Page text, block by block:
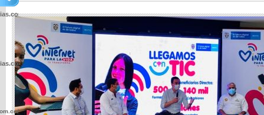
wp-
wp-
wp-